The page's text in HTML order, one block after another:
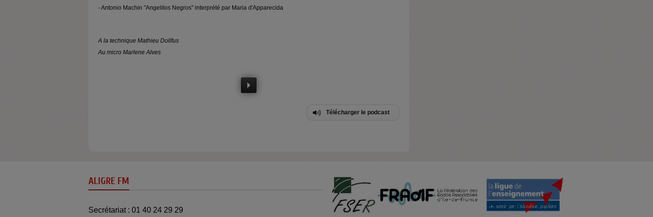
- Antonio Machin "Angelitos Negros" interprété par Maria d'Apparecida
A la technique Mathieu Dollfus
Au micro Marlene Alves
Télécharger le podcast
ALIGRE FM
Secrétariat : 01 40 24 29 29